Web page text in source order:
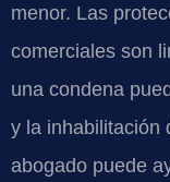
menor. Las
comerciales son
una condena
y la inhabilitación
abogado puede